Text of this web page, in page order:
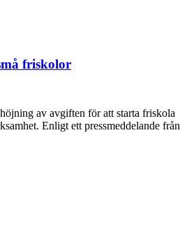
friskolor
av avgiften för att starta friskola
Enligt ett pressmeddelande från